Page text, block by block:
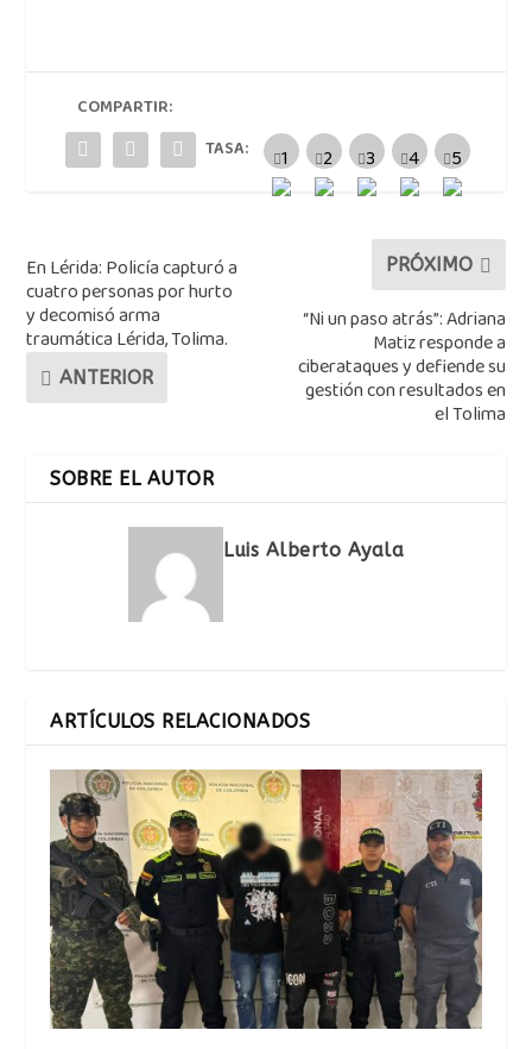
COMPARTIR:
TASA:
En Lérida: Policía capturó a
cuatro personas por hurto
y decomisó arma
traumática Lérida, Tolima.
ANTERIOR
PRÓXIMO
“Ni un paso atrás”: Adriana
Matiz responde a
ciberataques y defiende su
gestión con resultados en
el Tolima
SOBRE EL AUTOR
Luis Alberto Ayala
ARTÍCULOS RELACIONADOS